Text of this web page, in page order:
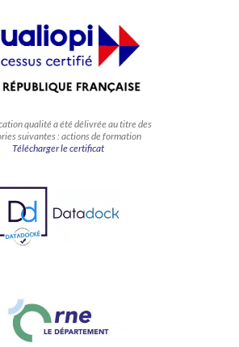
qualité a été délivrée au titre des
suivantes : actions de formation
Télécharger le certificat